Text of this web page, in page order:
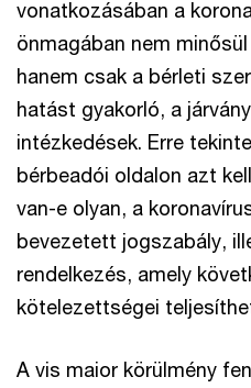
vonatkozásában a
önmagában nem
hanem csak a bérleti
hatást gyakorló, a
intézkedések. Erre
bérbeadói oldalon azt
van-e olyan, a
bevezetett jogszabály,
rendelkezés, amely
kötelezettségei
A vis maior körülmény